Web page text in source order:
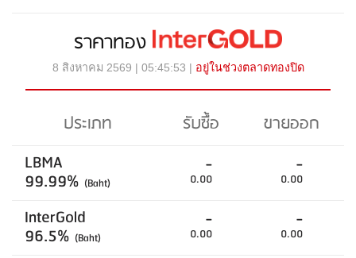
ราคาทอง
8 สิงหาคม 2569 | 05:45:53 | อยู่ในช่วงตลาดทองปิด
ประเภท รับซื้อ
ขายออก
LBMA
99.99% (Baht)
-
0.00
-
0.00
InterGold
96.5% (Baht)
-
0.00
-
0.00